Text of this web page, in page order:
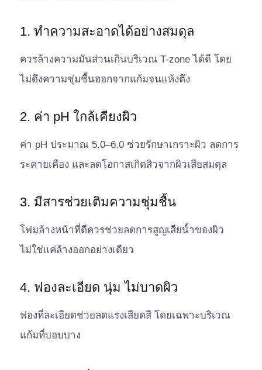
1. ทำความสะอาดได้อย่างสมดุล
ควรล้างความมันส่วนเกินบริเวณ T-zone ได้ดี โดย
ไม่ดึงความชุ่มชื้นออกจากแก้มจนแห้งตึง
2. ค่า pH ใกล้เคียงผิว
ค่า pH ประมาณ 5.0–6.0 ช่วยรักษาเกราะผิว ลดการ
ระคายเคือง และลดโอกาสเกิดสิวจากผิวเสียสมดุล
3. มีสารช่วยเติมความชุ่มชื้น
โฟมล้างหน้าที่ดีควรช่วยลดการสูญเสียน้ำของผิว
ไม่ใช่แค่ล้างออกอย่างเดียว
4. ฟองละเอียด นุ่ม ไม่บาดผิว
ฟองที่ละเอียดช่วยลดแรงเสียดสี โดยเฉพาะบริเวณ
แก้มที่บอบบาง